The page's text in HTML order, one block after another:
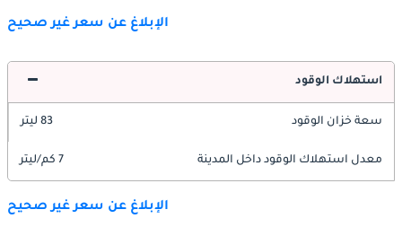
الإبلاغ عن سعر غير صحيح
استهلاك الوقود
سعة خزان الوقود 83 ليتر
معدل استهلاك الوقود داخل المدينة 7 كم/ليتر
الإبلاغ عن سعر غير صحيح